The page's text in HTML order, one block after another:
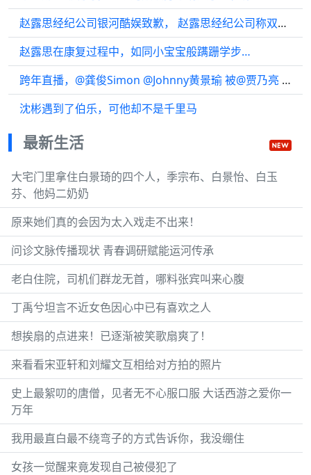
赵露思经纪公司银河酷娱致歉， 赵露思经纪公司称双方对工作无分歧
赵露思在康复过程中，如同小宝宝般蹒跚学步…
跨年直播，@龚俊Simon @Johnny黄景瑜 被@贾乃亮 的销售额惊呆了，龚俊数完…
沈彬遇到了伯乐，可他却不是千里马
最新生活
大宅门里拿住白景琦的四个人，季宗布、白景怡、白玉
芬、他妈二奶奶
原来她们真的会因为太入戏走不出来！
问诊文脉传播现状 青春调研赋能运河传承
老白住院，司机们群龙无首，哪料张宾叫来心腹
丁禹兮坦言不近女色因心中已有喜欢之人
想挨扇的点进来！已逐渐被笑歌扇爽了！
来看看宋亚轩和刘耀文互相给对方拍的照片
史上最絮叨的唐僧，见者无不心服口服 大话西游之爱你一
万年
我用最直白最不绕弯子的方式告诉你，我没绷住
女孩一觉醒来竟发现自己被侵犯了